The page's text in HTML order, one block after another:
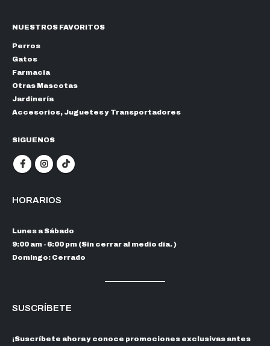
NUESTROS FAVORITOS
Perros
Gatos
Farmacia
Otras Mascotas
Jardinería
Accesorios, Juguetes y Transportadores
SIGUENOS
HORARIOS
Lunes a Sábado
9:00 am - 6:00 pm (Sin cerrar al medio día. )
Domingo: Cerrado
SUSCRÍBETE
¡Suscríbete ahora y conoce promociones exclusivas antes